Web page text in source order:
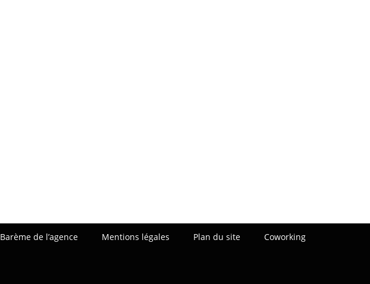
Barème de l’agence Mentions légales Plan du site Coworking